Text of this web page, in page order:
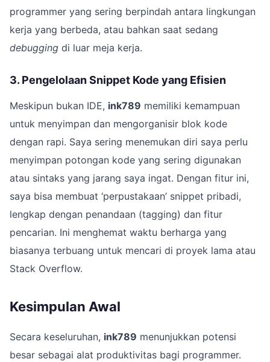
programmer yang sering berpindah antara lingkungan
kerja yang berbeda, atau bahkan saat sedang
debugging di luar meja kerja.
3. Pengelolaan Snippet Kode yang Efisien
Meskipun bukan IDE, ink789 memiliki kemampuan
untuk menyimpan dan mengorganisir blok kode
dengan rapi. Saya sering menemukan diri saya perlu
menyimpan potongan kode yang sering digunakan
atau sintaks yang jarang saya ingat. Dengan fitur ini,
saya bisa membuat ‘perpustakaan’ snippet pribadi,
lengkap dengan penandaan (tagging) dan fitur
pencarian. Ini menghemat waktu berharga yang
biasanya terbuang untuk mencari di proyek lama atau
Stack Overflow.
Kesimpulan Awal
Secara keseluruhan, ink789 menunjukkan potensi
besar sebagai alat produktivitas bagi programmer.